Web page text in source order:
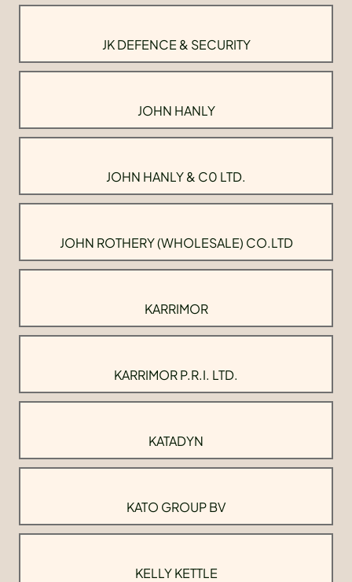
JK DEFENCE & SECURITY
JOHN HANLY
JOHN HANLY & C0 LTD.
JOHN ROTHERY (WHOLESALE) CO.LTD
KARRIMOR
KARRIMOR P.R.I. LTD.
KATADYN
KATO GROUP BV
KELLY KETTLE